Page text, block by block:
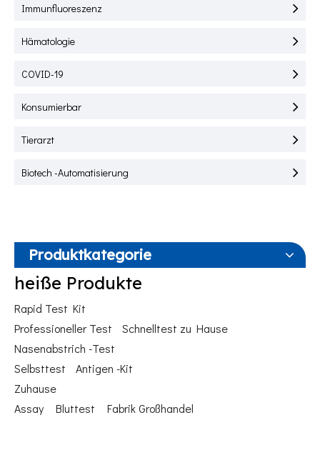
Immunfluoreszenz
Hämatologie
COVID-19
Konsumierbar
Tierarzt
Biotech -Automatisierung
Produktkategorie
heiße Produkte
Rapid Test Kit
Professioneller Test
Schnelltest zu Hause
Nasenabstrich -Test
Selbsttest
Antigen -Kit
Zuhause
Assay
Bluttest Fabrik Großhandel